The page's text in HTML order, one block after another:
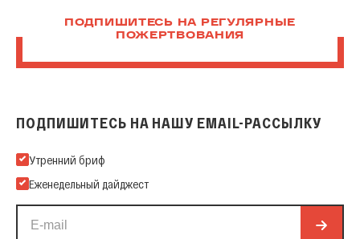
ПОДПИШИТЕСЬ НА РЕГУЛЯРНЫЕ
ПОЖЕРТВОВАНИЯ
ПОДПИШИТЕСЬ НА НАШУ EMAIL-РАССЫЛКУ
Подпишитесь на нашу Email-рассылку
Утренний бриф
Еженедельный дайджест